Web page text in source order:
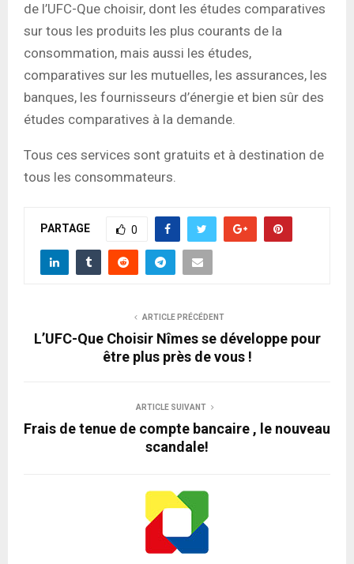
de l’UFC-Que choisir, dont les études comparatives
sur tous les produits les plus courants de la
consommation, mais aussi les études,
comparatives sur les mutuelles, les assurances, les
banques, les fournisseurs d’énergie et bien sûr des
études comparatives à la demande.
Tous ces services sont gratuits et à destination de
tous les consommateurs.
PARTAGE 0
ARTICLE PRÉCÉDENT
L’UFC-Que Choisir Nîmes se développe pour
être plus près de vous !
ARTICLE SUIVANT
Frais de tenue de compte bancaire , le nouveau
scandale!